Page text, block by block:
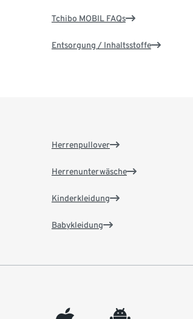
Tchibo MOBIL FAQs
Entsorgung / Inhaltsstoffe
Herrenpullover
Herrenunterwäsche
Kinderkleidung
Babykleidung